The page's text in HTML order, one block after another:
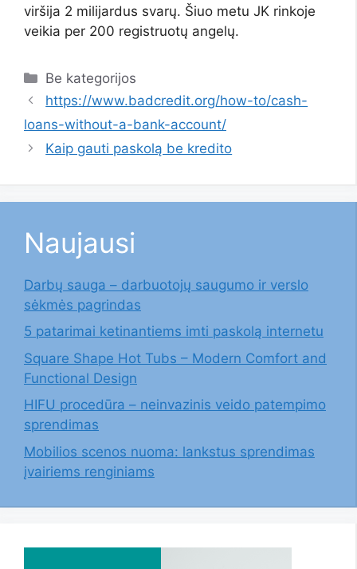
viršija 2 milijardus svarų. Šiuo metu JK rinkoje
veikia per 200 registruotų angelų.
Kategorijos
Be kategorijos
https://www.badcredit.org/how-to/cash-
loans-without-a-bank-account/
Kaip gauti paskolą be kredito
Naujausi
Darbų sauga – darbuotojų saugumo ir verslo
sėkmės pagrindas
5 patarimai ketinantiems imti paskolą internetu
Square Shape Hot Tubs – Modern Comfort and
Functional Design
HIFU procedūra – neinvazinis veido patempimo
sprendimas
Mobilios scenos nuoma: lankstus sprendimas
įvairiems renginiams